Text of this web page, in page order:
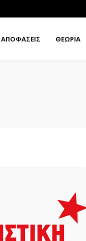
ΑΠΟΦΑΣΕΙΣ ΘΕΩΡΙΑ